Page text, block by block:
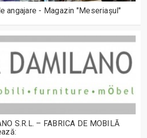
angajare - Magazin "Meseriașul"
S.R.L. – FABRICA DE MOBILĂ